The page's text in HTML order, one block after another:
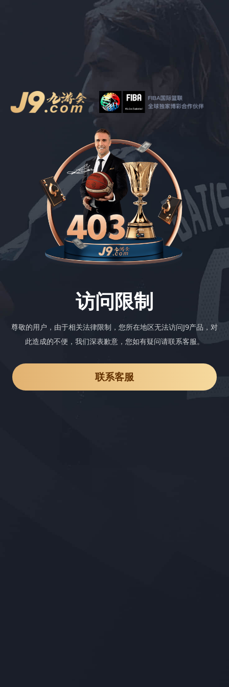
访问限制
尊敬的用户，由于相关法律限制，您所在地区无法访问J9产品，对
此造成的不便，我们深表歉意，您如有疑问请联系客服。
联系客服